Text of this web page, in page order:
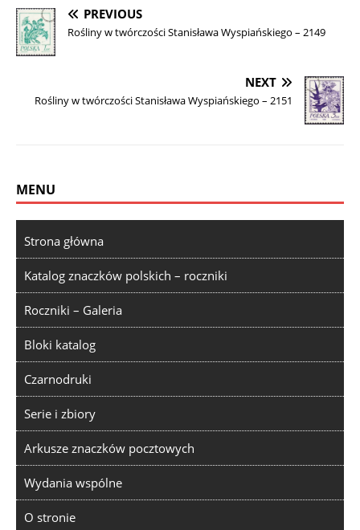
PREVIOUS
Rośliny w twórczości Stanisława Wyspiańskiego – 2149
NEXT
Rośliny w twórczości Stanisława Wyspiańskiego – 2151
MENU
Strona główna
Katalog znaczków polskich – roczniki
Roczniki – Galeria
Bloki katalog
Czarnodruki
Serie i zbiory
Arkusze znaczków pocztowych
Wydania wspólne
O stronie